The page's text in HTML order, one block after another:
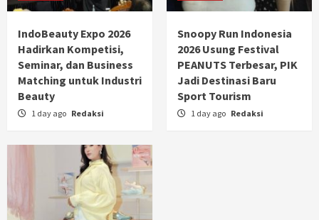
IndoBeauty Expo 2026
Hadirkan Kompetisi,
Seminar, dan Business
Matching untuk Industri
Beauty
1 day ago Redaksi
Snoopy Run Indonesia
2026 Usung Festival
PEANUTS Terbesar, PIK
Jadi Destinasi Baru
Sport Tourism
1 day ago Redaksi